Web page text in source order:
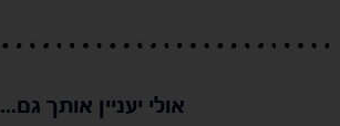
אולי יעניין אותך גם...